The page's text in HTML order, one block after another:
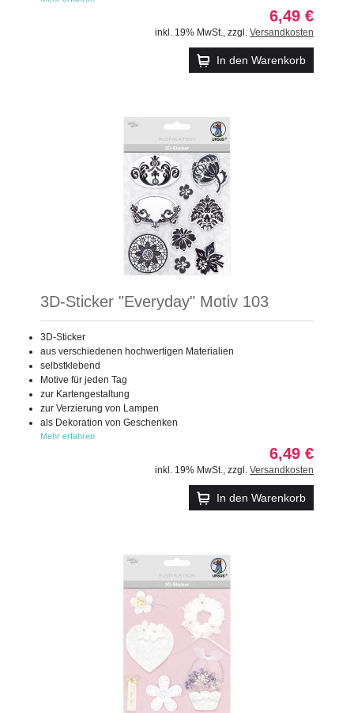
6,49 €
inkl. 19% MwSt. zzgl. Versandkosten
In den Warenkorb
3D-Sticker "Everyday" Motiv 103
3D-Sticker
aus verschiedenen hochwertigen Materialien
selbstklebend
Motive für jeden Tag
zur Kartengestaltung
zur Verzierung von Lampen
als Dekoration von Geschenken
Mehr erfahren
6,49 €
inkl. 19% MwSt. zzgl. Versandkosten
In den Warenkorb